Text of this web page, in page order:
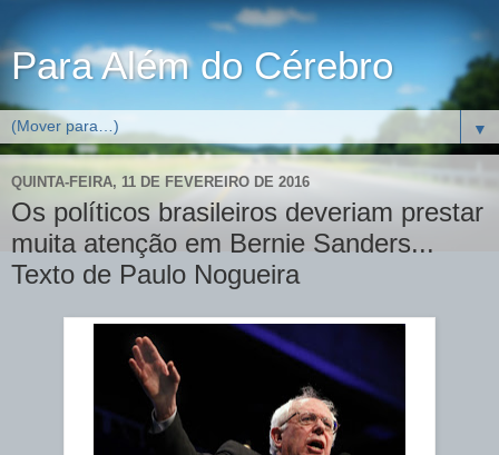
Para Além do Cérebro
▼
QUINTA-FEIRA, 11 DE FEVEREIRO DE 2016
Os políticos brasileiros deveriam prestar
muita atenção em Bernie Sanders...
Texto de Paulo Nogueira